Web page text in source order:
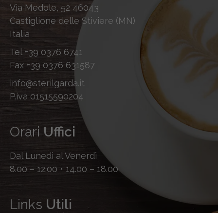
Via Medole, 52 46043
Castiglione delle Stiviere (MN)
Italia
Tel +39 0376 6741
Fax +39 0376 631587
info@sterilgarda.it
P.iva 01515590204
Orari Uffici
Dal Lunedì al Venerdì
8.00 – 12.00 • 14.00 – 18.00
Links Utili